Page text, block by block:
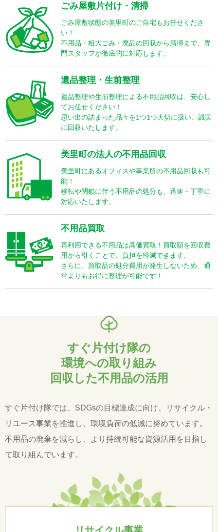
ごみ屋敷片付け・清掃
ごみ屋敷状態の美里町のご自宅もお任せくださ
い！
不用品・粗大ごみ・廃品の回収から清掃まで、専
門スタッフが徹底的に対応します。
遺品整理・生前整理
遺品整理や生前整理による不用品回収は、安心し
てお任せください！
思い出の詰まった品々を1つ1つ大切に扱い、誠実
に回収いたします。
美里町の法人の不用品回収
美里町にあるオフィスや事業所の不用品回収も可
能！
移転や閉鎖に伴う不用品の処分も、迅速・丁寧に
対応いたします。
不用品買取
再利用できる不用品は高価買取！買取額を回収費
用から引くことで、負担を軽減できます。
さらに、買取品の処分費用が発生しないため、通
常よりもお得に整理が可能です！
すぐ片付け隊の
環境への取り組み
回収した不用品の活用
すぐ片付け隊では、SDGsの目標達成に向け、リサイクル・
リユース事業を推進し、環境負荷の低減に努めています。
不用品の廃棄を減らし、より持続可能な資源活用を目指し
て取り組んでいます。